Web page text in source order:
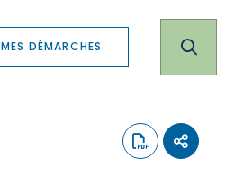
MES DÉMARCHES